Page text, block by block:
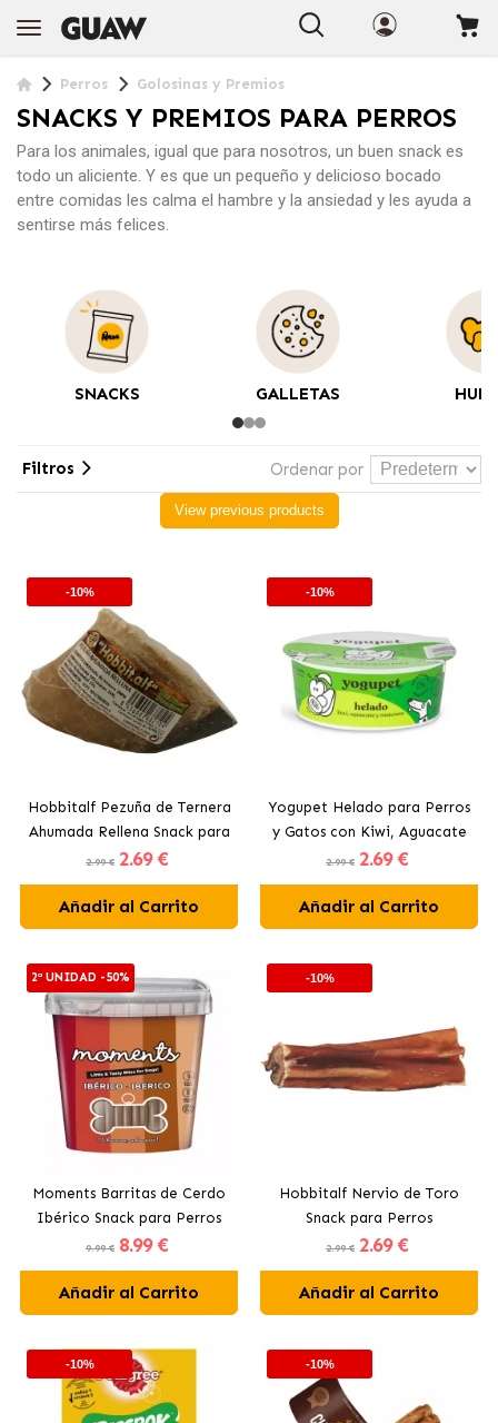
Perros Golosinas y Premios
SNACKS Y PREMIOS PARA PERROS
Para los animales, igual que para nosotros, un buen snack es
todo un aliciente. Y es que un pequeño y delicioso bocado
entre comidas les calma el hambre y la ansiedad y les ayuda a
sentirse más felices.
SNACKS GALLETAS
Ordenar por
Filtros
View previous products
-10%
Hobbitalf Pezuña de Ternera
Ahumada Rellena Snack para
Perros
2.99 € 2.69 €
Añadir al Carrito
-10%
Yogupet Helado para Perros
y Gatos con Kiwi, Aguacate
y Manzana
2.99 € 2.69 €
Añadir al Carrito
2ª UNIDAD -50%
Moments Barritas de Cerdo
Ibérico Snack para Perros
9.99 € 8.99 €
Añadir al Carrito
-10%
Hobbitalf Nervio de Toro
Snack para Perros
2.99 € 2.69 €
Añadir al Carrito
-10% -10%